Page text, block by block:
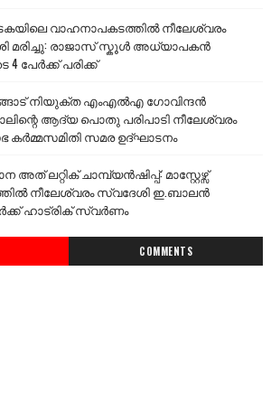
വാഹനാപകടത്തിൽ നീലേശ്വരം
മരിച്ചു: രാജാസ് സ്കൂൾ അധ്യാപകൻ
4 പേർക്ക് പരിക്ക്
നിയുക്ത എംഎൽഎ ഗോവിന്ദൻ
ആദ്യ പൊതു പരിപാടി നീലേശ്വരം
കർമ്മസമിതി സമര ഉദ്ഘാടനം
അത് ലറ്റിക് ചാമ്പ്യൻഷിപ്പ്: മാസ്റ്റേഴ്സ്
നീലേശ്വരം സ്വദേശി ഇ.ബാലൻ
ഹാട്രിക് സ്വർണം
COMMENTS